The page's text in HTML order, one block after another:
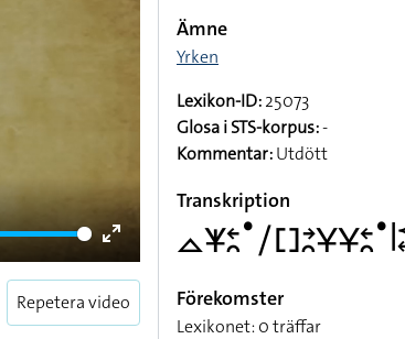
Enter
fullscreen
Repetera video
Ämne
Yrken
Lexikon-ID:25073
Glosa i STS-korpus:-
Kommentar:Utdött
Transkription
Förekomster
Lexikonet: 0 träffar